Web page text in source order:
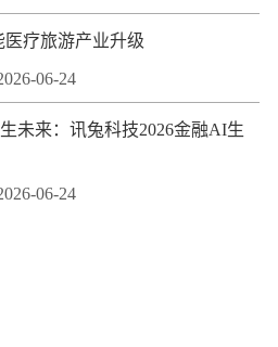
疗旅游产业升级
06-24
未来：讯兔科技2026金融AI生
06-24